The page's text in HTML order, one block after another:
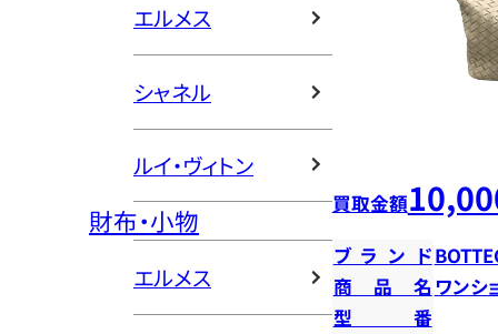
エルメス
シャネル
ルイ・ヴィトン
財布・小物
エルメス
買取金額
ブランド
商品名 ワンシ
型番